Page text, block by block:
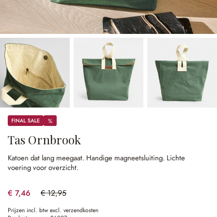
Sale %
%
Tas Ornbrook
Katoen dat lang meegaat. Handige magneetsluiting. Lichte
voering voor overzicht.
€ 7,46 € 12,95
(42.39% gespart)
Prijzen incl. btw excl. verzendkosten